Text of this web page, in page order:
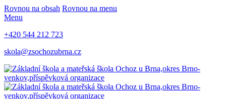
Rovnou na obsah Rovnou na menu
Menu
+420 544 212 723
skola@zsochozubrna.cz